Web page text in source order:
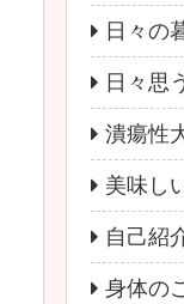
日々の
日々思
潰瘍性
美味し
自己紹
身体の